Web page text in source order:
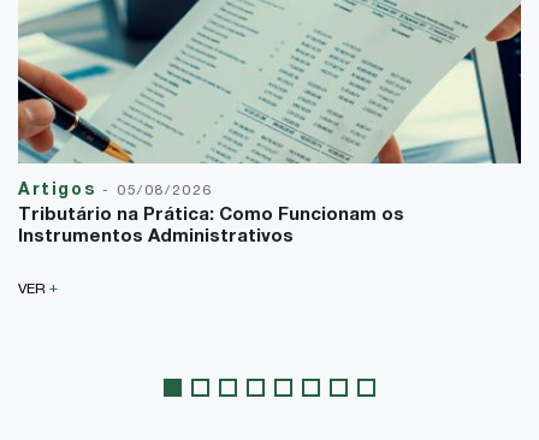
Artigos - 05/08/2026
Tributário na Prática: Como Funcionam os
Instrumentos Administrativos
VER +